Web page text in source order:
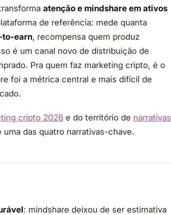
atenção e mindshare em ativos
de referência: mede quanta
to-earn, recompensa quem produz
é um canal novo de distribuição de
Pra quem faz marketing cripto, é o
foi a métrica central e mais difícil de
cripto 2026 e do território de narrativas
uma das quatro narrativas-chave.
: mindshare deixou de ser estimativa